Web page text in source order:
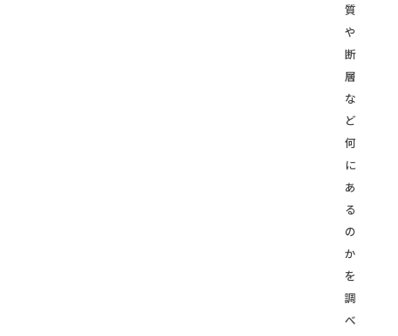
質
や
断
層
な
ど
何
に
あ
る
の
か
を
調
べ